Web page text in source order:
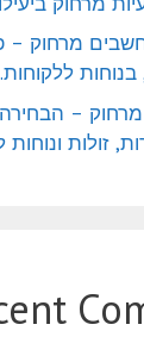
מרחוק –
בנוחות ללקוחות.
מרחוק –